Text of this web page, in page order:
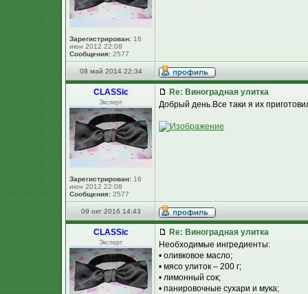
Зарегистрирован: 16
июн 2012 22:08
Сообщения: 2577
08 май 2014 22:34
CLASSic
Эксперт
Зарегистрирован: 16
июн 2012 22:08
Сообщения: 2577
Re: Виноградная улитка
Добрый день.Все таки я их
09 окт 2016 14:43
CLASSic
Эксперт
Re: Виноградная улитка
Необходимые ингредиенты:
• оливковое масло;
• мясо улиток – 200 г;
• лимонный сок;
• панировочные сухари и мука;